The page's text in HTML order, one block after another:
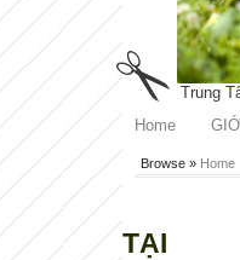
Trung
Home
Browse » Home
TẠI